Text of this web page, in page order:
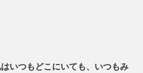
はいつもどこにいても、いつもみ